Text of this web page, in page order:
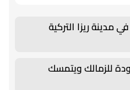
مدينة ريزا التركية
للزمالك ويتمسك